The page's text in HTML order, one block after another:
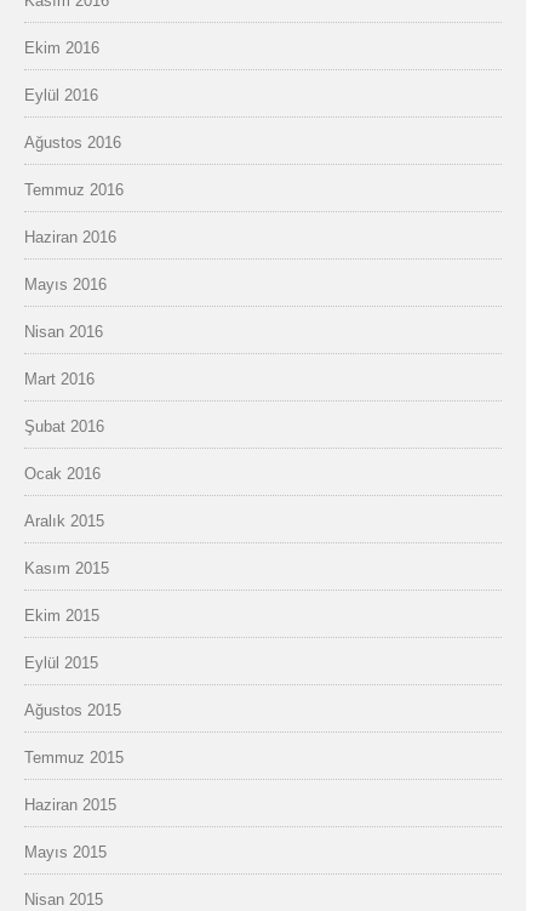
Ekim 2016
Eylül 2016
Ağustos 2016
Temmuz 2016
Haziran 2016
Mayıs 2016
Nisan 2016
Mart 2016
Şubat 2016
Ocak 2016
Aralık 2015
Kasım 2015
Ekim 2015
Eylül 2015
Ağustos 2015
Temmuz 2015
Haziran 2015
Mayıs 2015
Nisan 2015